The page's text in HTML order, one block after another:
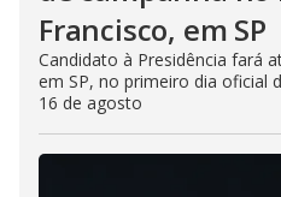
Francisco, em SP
Candidato à Presidência fará
em SP, no primeiro dia oficial
16 de agosto